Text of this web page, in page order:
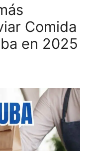
Comida
en 2025